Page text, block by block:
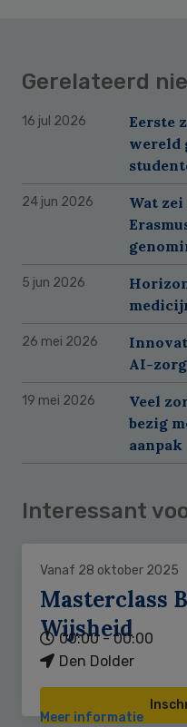
Gerelateerd
16 jul 2026
Eerste
wereld
24 jun 2026
Wat
5 jun 2026
26 mei 2026
AI-
19 mei 2026
Veel
bezig
aanpak
Interessant
Vanaf 28 oktober 2025
Masterclass
Wijsheid
00:00 - 00:00
Den Dolder
Meer informatie